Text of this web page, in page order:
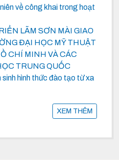
về công khai trong hoạt
LÃM SƠN MÀI GIAO
ĐẠI HỌC MỸ THUẬT
CHÍ MINH VÀ CÁC
TRUNG QUỐC
hình thức đào tạo từ xa
XEM THÊM